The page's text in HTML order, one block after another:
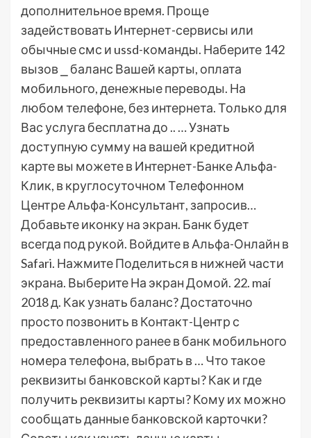
дополнительное время. Проще
задействовать Интернет-сервисы или
обычные смс и ussd-команды. Наберите 142
вызов ⎯ баланс Вашей карты, оплата
мобильного, денежные переводы. На
любом телефоне, без интернета. Только для
Вас услуга бесплатна до .. … Узнать
доступную сумму на вашей кредитной
карте вы можете в Интернет-Банке Альфа-
Клик, в круглосуточном Телефонном
Центре Альфа-Консультант, запросив…
Добавьте иконку на экран. Банк будет
всегда под рукой. Войдите в Альфа-Онлайн в
Safari. Нажмите Поделиться в нижней части
экрана. Выберите На экран Домой. 22. maí
2018 д. Как узнать баланс? Достаточно
просто позвонить в Контакт-Центр с
предоставленного ранее в банк мобильного
номера телефона, выбрать в … Что такое
реквизиты банковской карты? Как и где
получить реквизиты карты? Кому их можно
сообщать данные банковской карточки?